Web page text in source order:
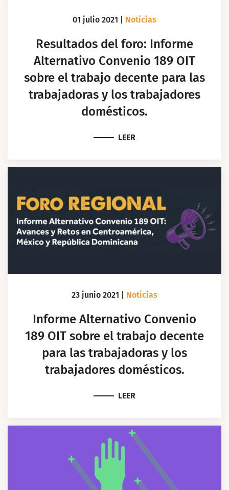
01 julio 2021 Noticias
Resultados del foro: Informe
Alternativo Convenio 189 OIT
sobre el trabajo decente para las
trabajadoras y los trabajadores
domésticos.
LEER
23 junio 2021 Noticias
Informe Alternativo Convenio
189 OIT sobre el trabajo decente
para las trabajadoras y los
trabajadores domésticos.
LEER